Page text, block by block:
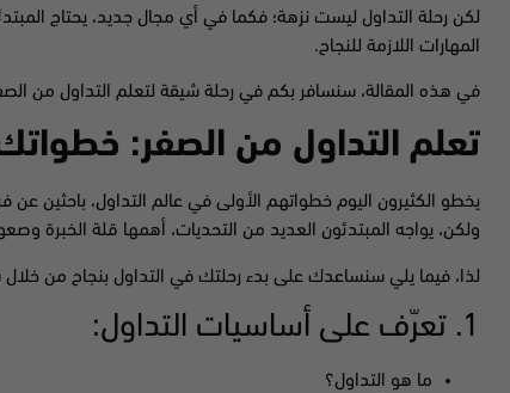
لكن رحلة التداول ليست نزهة؛ فكما في أي مجال جديد، يحتاج
المهارات اللازمة للنجاح.
في هذه المقالة، سنسافر بكم في رحلة شيقة لتعلم التداول من
تعلم التداول من الصفر: خطواتك
يخطو الكثيرون اليوم خطواتهم الأولى في عالم التداول، باحثين
ولكن، يواجه المبتدئون العديد من التحديات، أهمها قلة الخبرة
لذا، فيما يلي سنساعدك على بدء رحلتك في التداول بنجاح من
1. تعرّف على أساسيات التداول:
ما هو التداول؟